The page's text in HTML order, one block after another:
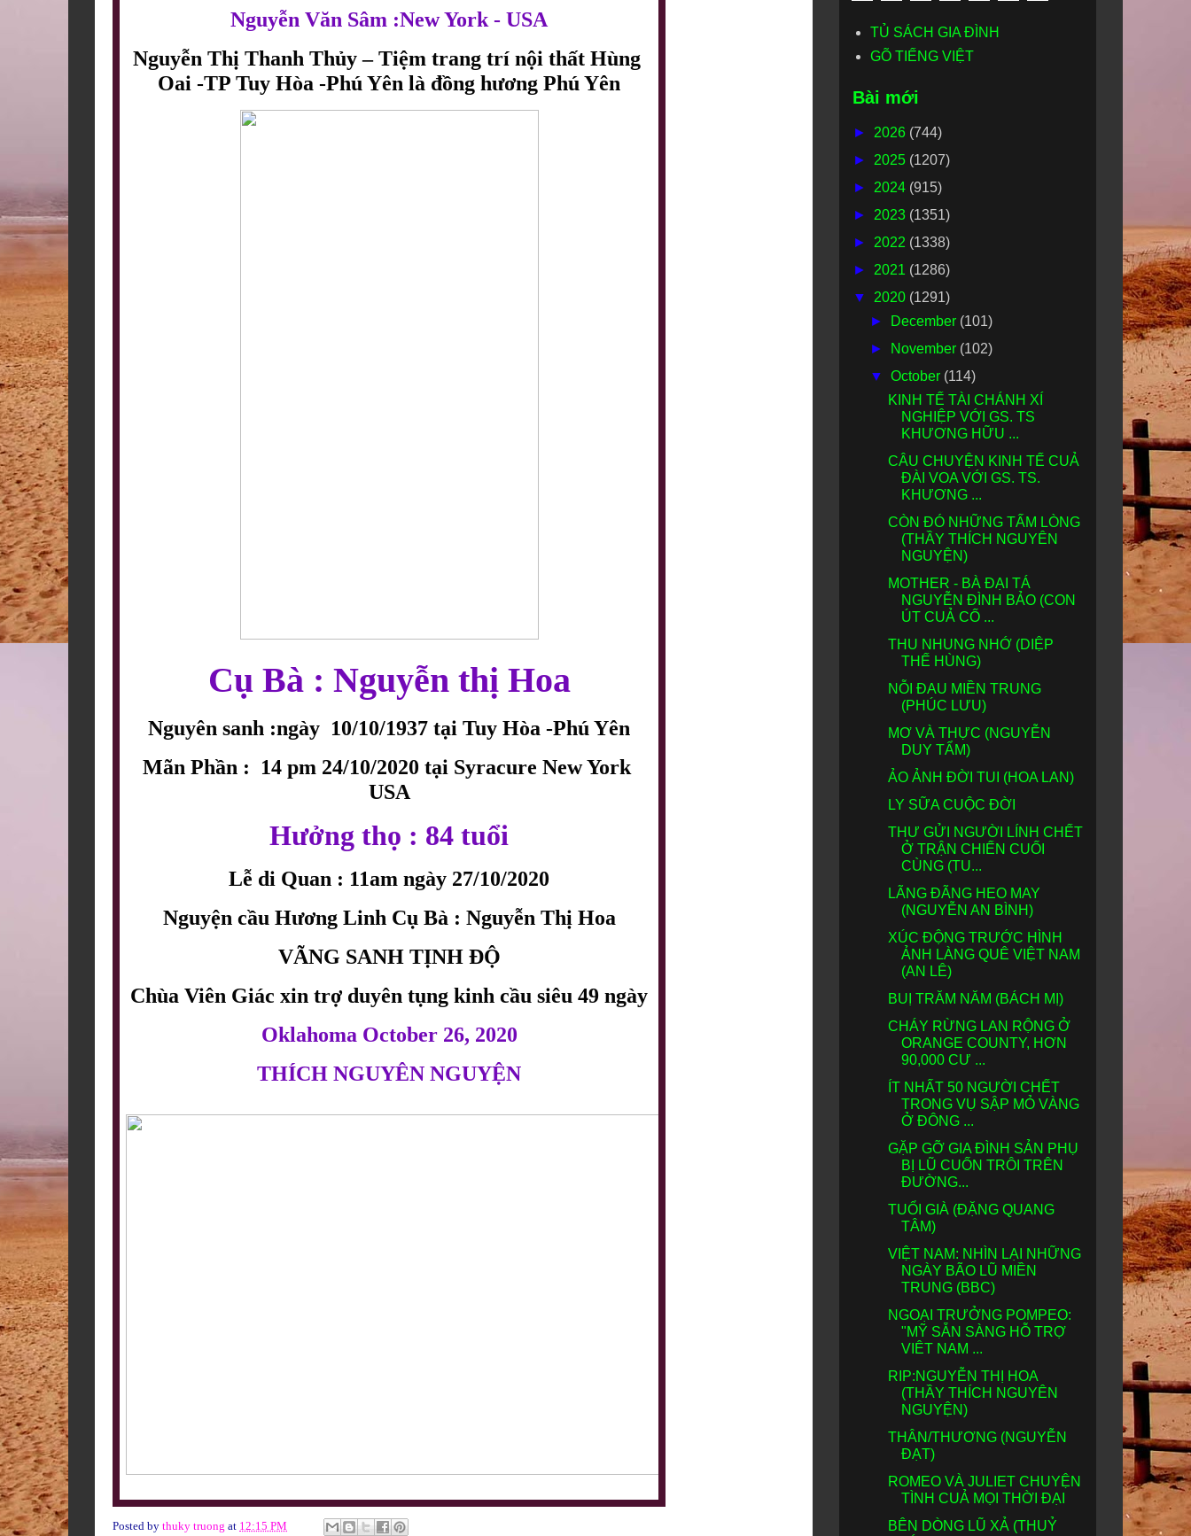
Nguyễn Văn Sâm :New York - USA
Nguyễn Thị Thanh Thủy – Tiệm trang trí nội thất Hùng
Oai -TP Tuy Hòa -Phú Yên là đồng hương Phú Yên
Cụ Bà : Nguyễn thị Hoa
Nguyên sanh :ngày  10/10/1937 tại Tuy Hòa -Phú Yên
Mãn Phần :  14 pm 24/10/2020 tại Syracure New York
USA
Hưởng thọ : 84 tuổi
Lễ di Quan : 11am ngày 27/10/2020
Nguyện cầu Hương Linh Cụ Bà : Nguyễn Thị Hoa
VÃNG SANH TỊNH ĐỘ
Chùa Viên Giác xin trợ duyên tụng kinh cầu siêu 49 ngày
Oklahoma October 26, 2020
THÍCH NGUYÊN NGUYỆN
Posted by thuky truong at 12:15 PM
TỦ SÁCH GIA ĐÌNH
GÕ TIẾNG VIỆT
Bài mới
► 2026 (744)
► 2025 (1207)
► 2024 (915)
► 2023 (1351)
► 2022 (1338)
► 2021 (1286)
▼ 2020 (1291)
►
December (101)
►
November (102)
▼October (114)
KINH TẾ TÀI CHÁNH XÍ
NGHIỆP VỚI GS. TS
KHƯƠNG HỮU ...
CÂU CHUYỆN KINH TẾ CUẢ
ĐÀI VOA VỚI GS. TS.
KHƯƠNG ...
CÒN ĐÓ NHỮNG TẤM LÒNG
(THẦY THÍCH NGUYÊN
NGUYỆN)
MOTHER - BÀ ĐẠI TÁ
NGUYỄN ĐÌNH BẢO (CON
ÚT CUẢ CỐ ...
THU NHUNG NHỚ (DIỆP
THẾ HÙNG)
NỖI ĐAU MIỀN TRUNG
(PHÚC LƯU)
MƠ VÀ THỰC (NGUYỄN
DUY TẨM)
ẢO ẢNH ĐỜI TUI (HOA LAN)
LY SỮA CUỘC ĐỜI
THƯ GỬI NGƯỜI LÍNH CHẾT
Ở TRẬN CHIẾN CUỐI
CÙNG (TU...
LÃNG ĐÃNG HEO MAY
(NGUYỄN AN BÌNH)
XÚC ĐỘNG TRƯỚC HÌNH
ẢNH LÀNG QUÊ VIỆT NAM
(AN LÊ)
BUỊ TRĂM NĂM (BÁCH MỊ)
CHÁY RỪNG LAN RỘNG Ở
ORANGE COUNTY, HƠN
90,000 CƯ ...
ÍT NHẤT 50 NGƯỜI CHẾT
TRONG VỤ SẬP MỎ VÀNG
Ở ĐÔNG ...
GẶP GỠ GIA ĐÌNH SẢN PHỤ
BỊ LŨ CUỐN TRÔI TRÊN
ĐƯỜNG...
TUỔI GIÀ (ĐẶNG QUANG
TÂM)
VIỆT NAM: NHÌN LẠI NHỮNG
NGÀY BÃO LŨ MIỀN
TRUNG (BBC)
NGOẠI TRƯỞNG POMPEO:
"MỸ SẴN SÀNG HỖ TRỢ
VIÊT NAM ...
RIP:NGUYỄN THỊ HOA
(THẦY THÍCH NGUYÊN
NGUYỆN)
THÂN/THƯƠNG (NGUYỄN
ĐẠT)
ROMEO VÀ JULIET CHUYỆN
TÌNH CUẢ MỌI THỜI ĐẠI
BÊN DÒNG LŨ XẢ (THUỶ